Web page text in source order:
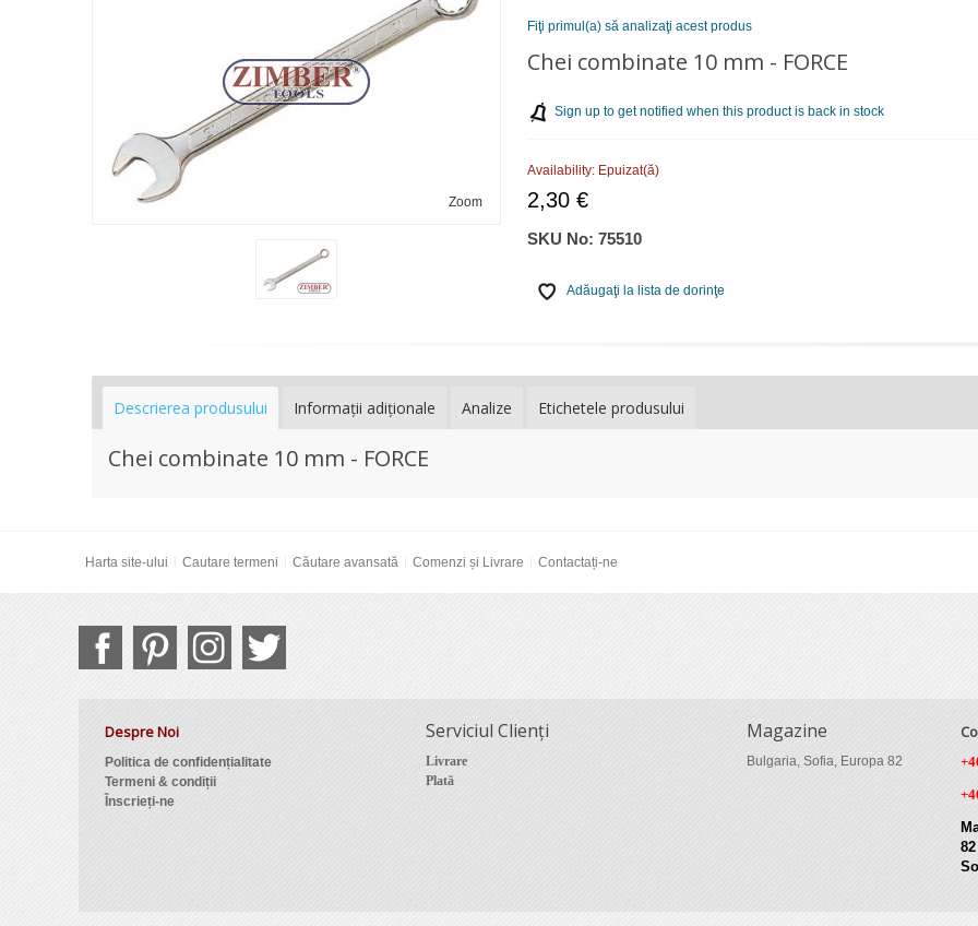
Zoom
Fiţi primul(a) să analizaţi acest produs
Chei combinate 10 mm - FORCE
Sign up to get notified when this product is back in stock
Availability: Epuizat(ă)
2,30 €
SKU No:75510
Adăugaţi la lista de dorinţe
Descrierea produsului Informaţii adiţionale Analize Etichetele produsului
Chei combinate 10 mm - FORCE
Harta site-ului Cautare termeni Căutare avansată Comenzi și Livrare Contactați-ne
Despre Noi
Politica de confidențialitate
Termeni & condiții
Înscrieți-ne
Serviciul Clienți
Livrare
Plată
Magazine
Bulgaria, Sofia, Europa 82